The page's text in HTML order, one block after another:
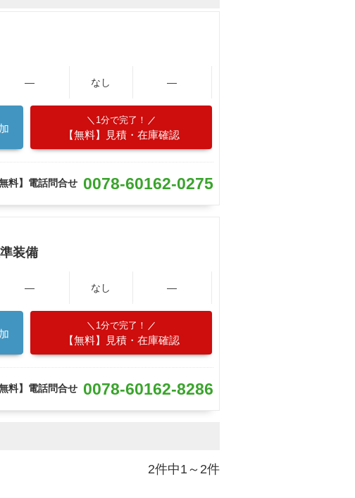
― なし ―
1分で完了！
【無料】見積・在庫確認
無料】電話問合せ 0078-60162-0275
装備
― なし ―
1分で完了！
【無料】見積・在庫確認
無料】電話問合せ 0078-60162-8286
2件中1～2件